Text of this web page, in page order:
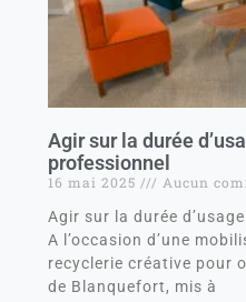
Agir sur la durée
professionnel
16 mai 2025
Aucun
Agir sur la durée
A l’occasion d’une
recyclerie créative pour
de Blanquefort, mis à